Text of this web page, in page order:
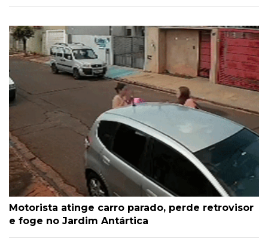
Motorista atinge carro parado, perde retrovisor
e foge no Jardim Antártica